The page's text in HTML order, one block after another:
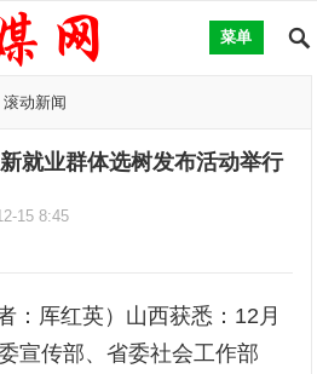
菜单
滚动新闻
就业群体选树发布活动举行
15 8:45
：厍红英）山西获悉：12月
宣传部、省委社会工作部